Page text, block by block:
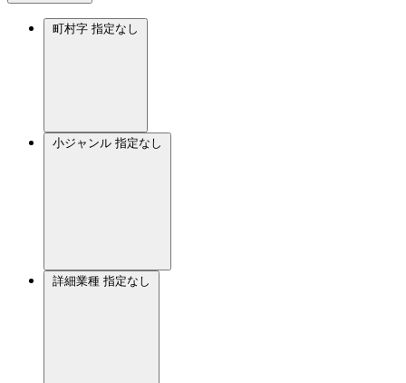
町村字 指定なし
小ジャンル 指定なし
詳細業種 指定なし